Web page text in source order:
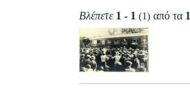
Βλέπετε 1 - 1 (1) από τα 1